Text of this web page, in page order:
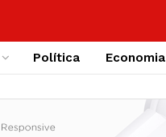
Política Economia